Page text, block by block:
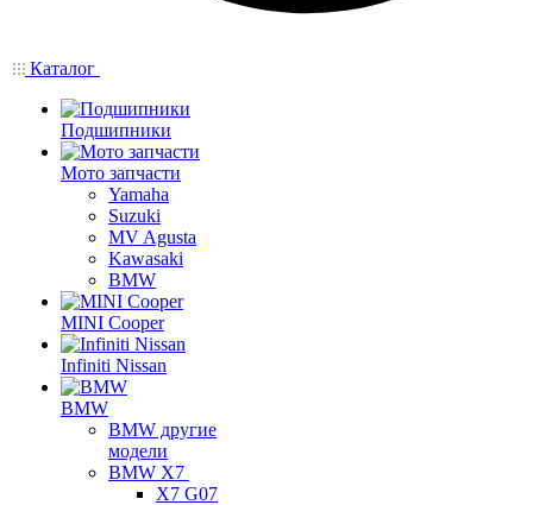
Каталог
Подшипники
Мото запчасти
Yamaha
Suzuki
MV Agusta
Kawasaki
BMW
MINI Cooper
Infiniti Nissan
BMW
BMW другие
модели
BMW X7
X7 G07